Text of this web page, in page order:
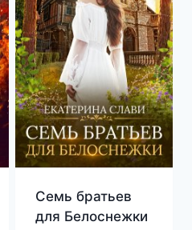
Семь братьев
для Белоснежки